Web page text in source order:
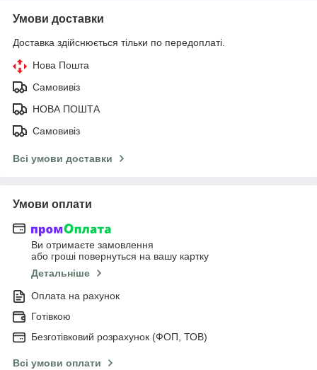
Умови доставки
Доставка здійснюється тільки по передоплаті.
Нова Пошта
Самовивіз
НОВА ПОШТА
Самовивіз
Всі умови доставки
Умови оплати
Ви отримаєте замовлення
або гроші повернуться на вашу картку
Детальніше
Оплата на рахунок
Готівкою
Безготівковий розрахунок (ФОП, ТОВ)
Всі умови оплати